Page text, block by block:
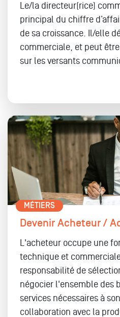
Le/la directeur(rice)
principal du chiffre
de sa croissance. Il/elle
commerciale, et peut
sur les versants
MÉTIERS
Devenir Acheteur /
L'acheteur occupe une
technique et
responsabilité de
négocier l'ensemble des
services nécessaires à
collaboration avec la